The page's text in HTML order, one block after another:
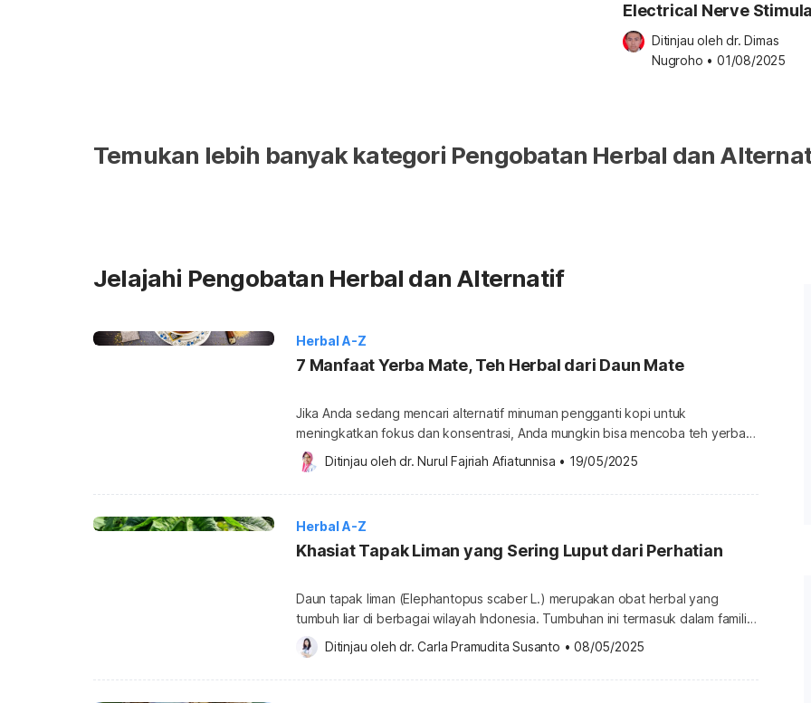
Electrical Nerve
Ditinjau oleh dr. Dimas
Nugroho • 01/08/2025
Temukan lebih banyak kategori Pengobatan Herbal dan
Jelajahi Pengobatan Herbal dan Alternatif
Herbal A-Z
7 Manfaat Yerba Mate, Teh Herbal dari Daun Mate
Jika Anda sedang mencari alternatif minuman pengganti kopi untuk
meningkatkan fokus dan konsentrasi, Anda mungkin bisa mencoba teh yerba
mate. Telusuri lebih lanjut seputar manfaat teh herbal ini dan cara
mengonsumsinya berikut ini. Apa itu yerba mate? Teh yerba mate adalah
minuman herbal yang diseduh dari dedaunan pohon mate (Ilex Paraguariensis)
Ditinjau oleh dr. Nurul Fajriah Afiatunnisa • 19/05/2025
Herbal A-Z
Khasiat Tapak Liman yang Sering Luput dari Perhatian
Daun tapak liman (Elephantopus scaber L.) merupakan obat herbal yang
tumbuh liar di berbagai wilayah Indonesia. Tumbuhan ini termasuk dalam famili
Asteraceae dan dikenal dengan berbagai nama lokal seperti tapak liman
(Jawa), tutup bumi (Melayu), dan ki batarah (Sunda). Berikut penjelasan
lengkap seputar manfaat daun tapak liman untuk kesehatan. Apa itu daun
Ditinjau oleh dr. Carla Pramudita Susanto • 08/05/2025